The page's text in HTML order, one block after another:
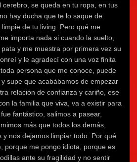
cerebro, se queda en tu ropa, en tus
hay ducha que te lo saque de
de tu living. Pero qué me
importa nada si cuando la suelto,
y me muestra por primera vez su
y le agradecí con una voz finita
persona que me conoce, puede
supe que acabábamos de empezar
relación de confianza y cariño, ese
la familia que viva, va a existir para
fantástico, salimos a pasear,
más que todos los demás,
y nos dejamos limpiar todo. Por qué
porque me pongo idiota, porque es
ante su fragilidad y no sentir